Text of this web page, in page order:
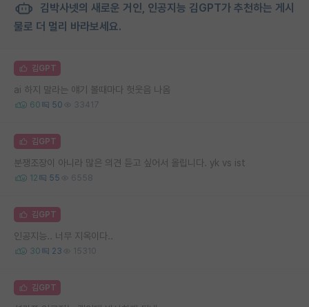
김박사넷의 새로운 거인, 인공지능 김GPT가 추천하는 게시
물로 더 멀리 바라보세요.
김GPT
ai 하지 말라는 얘기 볼때마다 헛웃음 나옴
60 50 33417
김GPT
분쟁조장이 아니라 많은 의견 듣고 싶어서 올립니다. yk vs ist
12 55 6558
김GPT
인공지능.. 너무 지옥이다..
30 23 15310
김GPT